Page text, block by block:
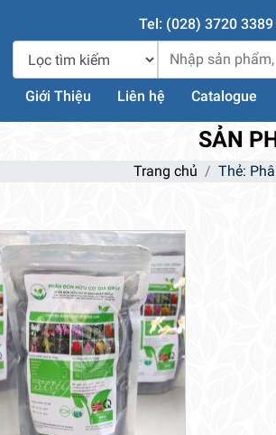
Tel: (028) 3720
Giới Thiệu Liên hệ Catalogue
SẢN
Trang chủ Thẻ: